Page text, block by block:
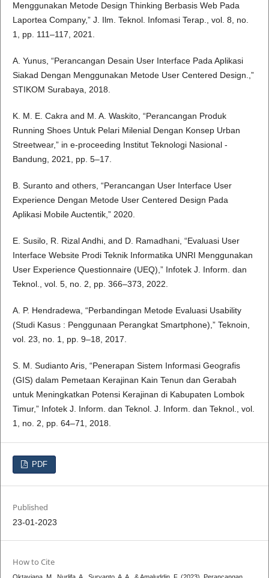
Menggunakan Metode Design Thinking Berbasis Web Pada
Laportea Company,” J. Ilm. Teknol. Infomasi Terap., vol. 8, no.
1, pp. 111–117, 2021.
A. Yunus, “Perancangan Desain User Interface Pada Aplikasi
Siakad Dengan Menggunakan Metode User Centered Design.,”
STIKOM Surabaya, 2018.
K. M. E. Cakra and M. A. Waskito, “Perancangan Produk
Running Shoes Untuk Pelari Milenial Dengan Konsep Urban
Streetwear,” in e-proceeding Institut Teknologi Nasional -
Bandung, 2021, pp. 5–17.
B. Suranto and others, “Perancangan User Interface User
Experience Dengan Metode User Centered Design Pada
Aplikasi Mobile Auctentik,” 2020.
E. Susilo, R. Rizal Andhi, and D. Ramadhani, “Evaluasi User
Interface Website Prodi Teknik Informatika UNRI Menggunakan
User Experience Questionnaire (UEQ),” Infotek J. Inform. dan
Teknol., vol. 5, no. 2, pp. 366–373, 2022.
A. P. Hendradewa, “Perbandingan Metode Evaluasi Usability
(Studi Kasus : Penggunaan Perangkat Smartphone),” Teknoin,
vol. 23, no. 1, pp. 9–18, 2017.
S. M. Sudianto Aris, “Penerapan Sistem Informasi Geografis
(GIS) dalam Pemetaan Kerajinan Kain Tenun dan Gerabah
untuk Meningkatkan Potensi Kerajinan di Kabupaten Lombok
Timur,” Infotek J. Inform. dan Teknol. J. Inform. dan Teknol., vol.
1, no. 2, pp. 64–71, 2018.
PDF
Published
23-01-2023
How to Cite
Oktaviana, M., Nurlifa, A., Suryanto, A. A., & Amaluddin, F. (2023). Perancangan